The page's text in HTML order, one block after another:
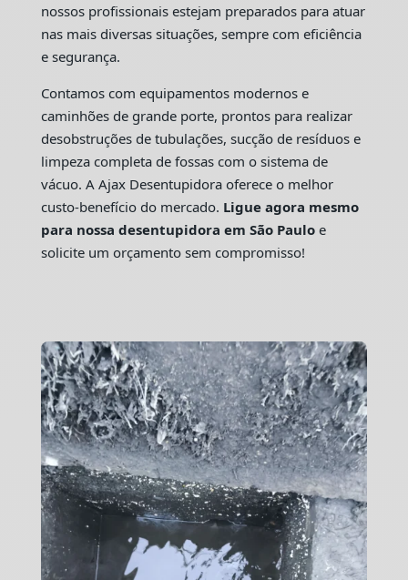
nossos profissionais estejam preparados para atuar
nas mais diversas situações, sempre com eficiência
e segurança.
Contamos com equipamentos modernos e
caminhões de grande porte, prontos para realizar
desobstruções de tubulações, sucção de resíduos e
limpeza completa de fossas com o sistema de
vácuo. A Ajax Desentupidora oferece o melhor
custo-benefício do mercado. Ligue agora mesmo
para nossa desentupidora em São Pauloe
solicite um orçamento sem compromisso!